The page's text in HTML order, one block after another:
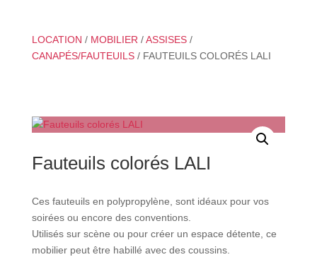
LOCATION / MOBILIER /ASSISES/
CANAPÉS/FAUTEUILS/ FAUTEUILS COLORÉS LALI
Fauteuils colorés LALI
Ces fauteuils en polypropylène, sont idéaux pour vos
soirées ou encore des conventions.
Utilisés sur scène ou pour créer un espace détente, ce
mobilier peut être habillé avec des coussins.